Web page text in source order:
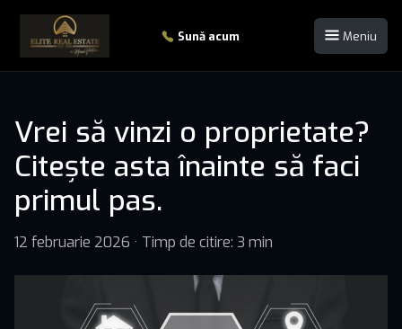
Sună acum Meniu
Vrei să vinzi o proprietate?
Citește asta înainte să faci
primul pas.
12 februarie 2026 · Timp de citire: 3 min